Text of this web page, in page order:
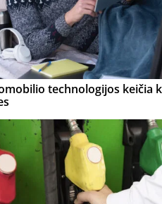
technologijos keičia